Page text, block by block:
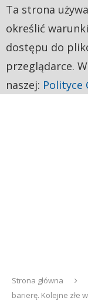
Strona główna
barierę. Kolejne złe
Ta strona
określić
dostępu do
przeglądarce.
naszej: Polityce